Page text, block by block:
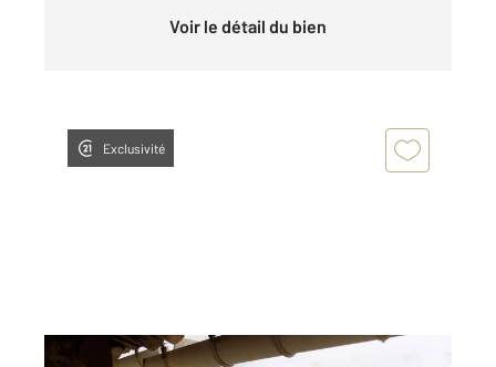
Voir le détail du bien
Exclusivité